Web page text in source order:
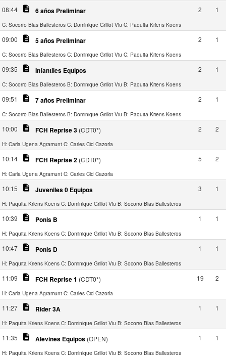
08:44 description 6 años Preliminar 2 1
C: Socorro Blas Ballesteros C: Dominique Grillot Viu C: Paquita Kriens Koens
09:00 description 5 años Preliminar 2 1
C: Socorro Blas Ballesteros C: Dominique Grillot Viu C: Paquita Kriens Koens
09:35 description Infantiles Equipos 2 1
C: Socorro Blas Ballesteros B: Dominique Grillot Viu B: Paquita Kriens Koens
09:51 description 7 años Preliminar 2 1
C: Socorro Blas Ballesteros B: Dominique Grillot Viu B: Paquita Kriens Koens
10:00 description FCH Reprise 3 (CDT0*) 2 2
H: Carla Ugena Agramunt C: Carles Cid Cazorla
10:14 description FCH Reprise 2 (CDT0*) 5 2
H: Carla Ugena Agramunt C: Carles Cid Cazorla
10:15 description Juveniles 0 Equipos 3 1
H: Paquita Kriens Koens C: Dominique Grillot Viu B: Socorro Blas Ballesteros
10:39 description Ponis B 1 1
H: Paquita Kriens Koens C: Dominique Grillot Viu B: Socorro Blas Ballesteros
10:47 description Ponis D 1 1
H: Paquita Kriens Koens C: Dominique Grillot Viu B: Socorro Blas Ballesteros
11:09 description FCH Reprise 1 (CDT0*) 19 2
H: Carla Ugena Agramunt C: Carles Cid Cazorla
11:27 description Rider 3A 1 1
H: Paquita Kriens Koens C: Dominique Grillot Viu B: Socorro Blas Ballesteros
11:35 description Alevines Equipos (OPEN) 1 1
H: Paquita Kriens Koens C: Dominique Grillot Viu B: Socorro Blas Ballesteros